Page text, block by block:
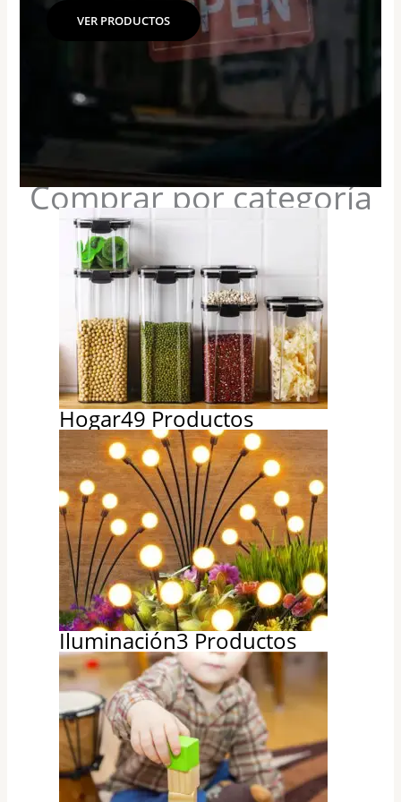
VER PRODUCTOS
Comprar por categoría
Hogar49 Productos
Iluminación3 Productos